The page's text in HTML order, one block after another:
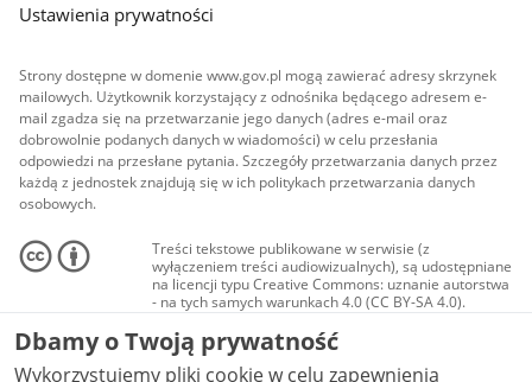
Ustawienia prywatności
Strony dostępne w domenie www.gov.pl mogą zawierać adresy skrzynek
mailowych. Użytkownik korzystający z odnośnika będącego adresem e-
mail zgadza się na przetwarzanie jego danych (adres e-mail oraz
dobrowolnie podanych danych w wiadomości) w celu przesłania
odpowiedzi na przesłane pytania. Szczegóły przetwarzania danych przez
każdą z jednostek znajdują się w ich politykach przetwarzania danych
osobowych.
Treści tekstowe publikowane w serwisie (z
wyłączeniem treści audiowizualnych), są udostępniane
na licencji typu Creative Commons: uznanie autorstwa
- na tych samych warunkach 4.0 (CC BY-SA 4.0).
Materiały audiowizualne, w tym zdjęcia, materiały
audio i wideo, są udostępniane na licencji typu
Creative Commons: uznanie autorstwa użycie
niekomercyjne - bez utworów zależnych 4.0 (CC BY-
Dbamy o Twoją prywatność
Wykorzystujemy pliki cookie w celu zapewnienia